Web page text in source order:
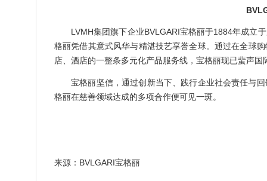
LVMH集团旗下企业BVLGARI宝格丽于1884年成立
格丽凭借其意式风华与精湛技艺享誉全球。通过在全球
店、酒店的一整条多元化产品服务线，宝格丽现已蜚声国
宝格丽坚信，通过创新当下、践行企业社会责任与
格丽在慈善领域达成的多项合作便可见一斑。
来源：BVLGARI宝格丽